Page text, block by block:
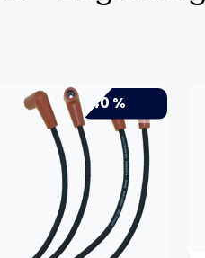
-40 %